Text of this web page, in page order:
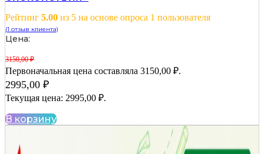
Рейтинг 5.00 из 5 на основе опроса 1 пользователя
(1 отзыв клиента)
Цена:
3150,00₽
Первоначальная цена составляла 3150,00 ₽.
2995,00 ₽
Текущая цена: 2995,00 ₽.
В корзину